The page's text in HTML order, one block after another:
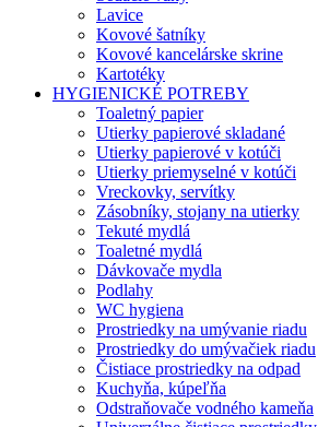
Lavice
Kovové šatníky
Kovové kancelárske skrine
Kartotéky
HYGIENICKÉ POTREBY
Toaletný papier
Utierky papierové skladané
Utierky papierové v kotúči
Utierky priemyselné v kotúči
Vreckovky, servítky
Zásobníky, stojany na utierky
Tekuté mydlá
Toaletné mydlá
Dávkovače mydla
Podlahy
WC hygiena
Prostriedky na umývanie riadu
Prostriedky do umývačiek riadu
Čistiace prostriedky na odpad
Kuchyňa, kúpeľňa
Odstraňovače vodného kameňa